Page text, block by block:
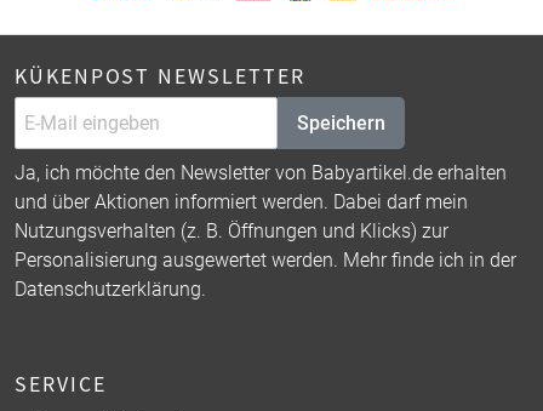
KÜKENPOST NEWSLETTER
Speichern
Ja, ich möchte den Newsletter von Babyartikel.de erhalten
und über Aktionen informiert werden. Dabei darf mein
Nutzungsverhalten (z. B. Öffnungen und Klicks) zur
Personalisierung ausgewertet werden. Mehr finde ich in der
Datenschutzerklärung.
SERVICE